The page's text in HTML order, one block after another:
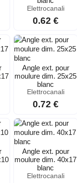
Elettrocanali
0.62 €
Angle ext. pour
moulure dim. 25x25
blanc
Elettrocanali
0.72 €
Angle ext. pour
moulure dim. 40x17
blanc
Elettrocanali